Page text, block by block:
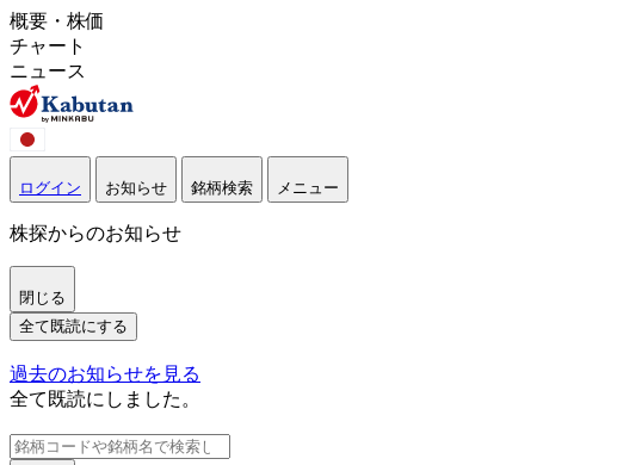
概要・株価
チャート
ニュース
ログイン お知らせ 銘柄検索 メニュー
株探からのお知らせ
閉じる
全て既読にする
過去のお知らせを見る
全て既読にしました。